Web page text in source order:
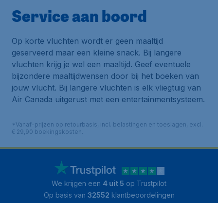
Service aan boord
Op korte vluchten wordt er geen maaltijd
geserveerd maar een kleine snack. Bij langere
vluchten krijg je wel een maaltijd. Geef eventuele
bijzondere maaltijdwensen door bij het boeken van
jouw vlucht. Bij langere vluchten is elk vliegtuig van
Air Canada uitgerust met een entertainmentsysteem.
*Vanaf-prijzen op retourbasis, incl. belastingen en toeslagen, excl.
€ 29,90 boekingskosten.
We krijgen een 4 uit 5 op Trustpilot
Op basis van 32552 klantbeoordelingen